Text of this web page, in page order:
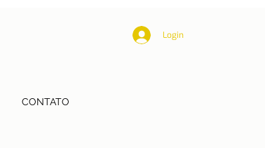
Login
CONTATO